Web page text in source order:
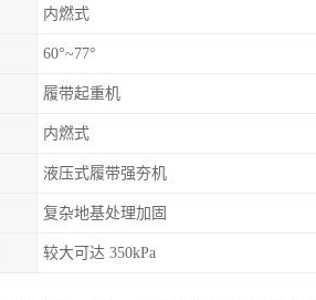
内燃式
60°~77°
履带起重机
内燃式
液压式履带强夯机
复杂地基处理加固
较大可达 350kPa